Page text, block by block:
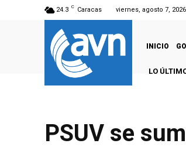
24.3 C Caracas viernes, agosto 7, 2026
INICIO
LO
PSUV se